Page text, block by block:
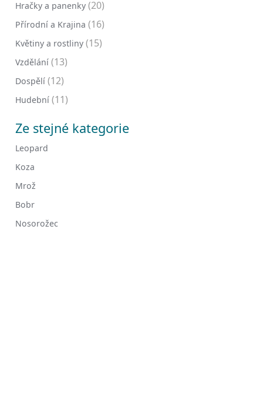
Hračky a panenky (20)
Přírodní a Krajina (16)
Květiny a rostliny (15)
Vzdělání (13)
Dospělí (12)
Hudební (11)
Ze stejné kategorie
Leopard
Koza
Mrož
Bobr
Nosorožec